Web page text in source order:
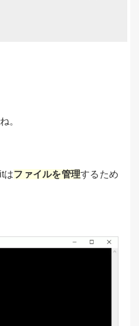
。
はファイルを管理するため